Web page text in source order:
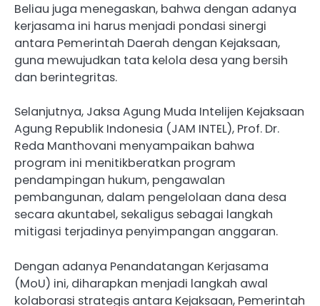
Beliau juga menegaskan, bahwa dengan adanya
kerjasama ini harus menjadi pondasi sinergi
antara Pemerintah Daerah dengan Kejaksaan,
guna mewujudkan tata kelola desa yang bersih
dan berintegritas.
Selanjutnya, Jaksa Agung Muda Intelijen Kejaksaan
Agung Republik Indonesia (JAM INTEL), Prof. Dr.
Reda Manthovani menyampaikan bahwa
program ini menitikberatkan program
pendampingan hukum, pengawalan
pembangunan, dalam pengelolaan dana desa
secara akuntabel, sekaligus sebagai langkah
mitigasi terjadinya penyimpangan anggaran.
Dengan adanya Penandatangan Kerjasama
(MoU) ini, diharapkan menjadi langkah awal
kolaborasi strategis antara Kejaksaan, Pemerintah